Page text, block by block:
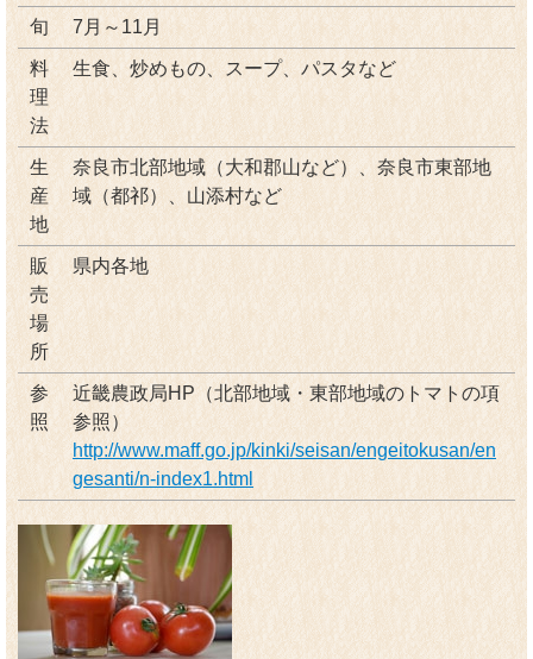
旬 7月～11月
料
理
法
生食、炒めもの、スープ、パスタなど
生
産
地
奈良市北部地域（大和郡山など）、奈良市東部地
域（都祁）、山添村など
販
売
場
所
県内各地
参
照
近畿農政局HP（北部地域・東部地域のトマトの項
参照）
http://www.maff.go.jp/kinki/seisan/engeitokusan/en
gesanti/n-index1.html